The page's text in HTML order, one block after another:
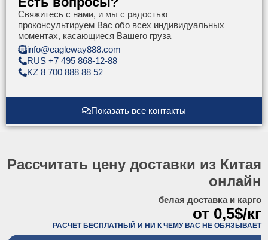
Свяжитесь с нами, и мы с радостью
проконсультируем Вас обо всех индивидуальных
моментах, касающиеся Вашего груза
info@eagleway888.com
RUS +7 495 868-12-88
KZ 8 700 888 88 52
Показать все контакты
Рассчитать цену доставки из Китая
онлайн
белая доставка и карго
от 0,5$/кг
РАСЧЕТ БЕСПЛАТНЫЙ И НИ К ЧЕМУ ВАС НЕ ОБЯЗЫВАЕТ